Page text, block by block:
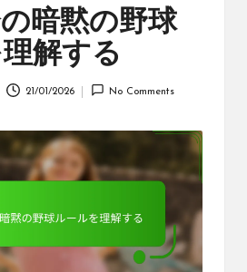
暗黙の野球
解する
21/01/2026 No Comments